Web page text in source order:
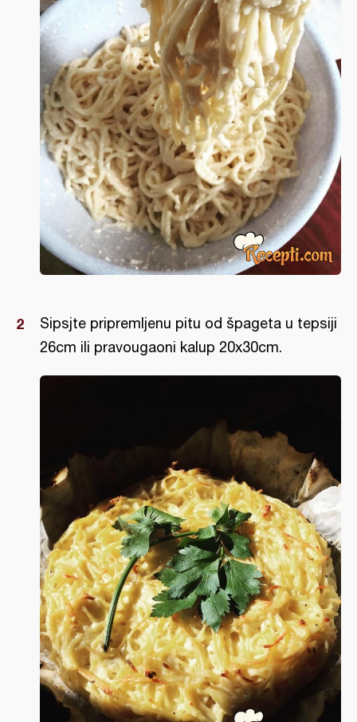
Sipsjte pripremljenu pitu od špageta u tepsiji
26cm ili pravougaoni kalup 20x30cm.